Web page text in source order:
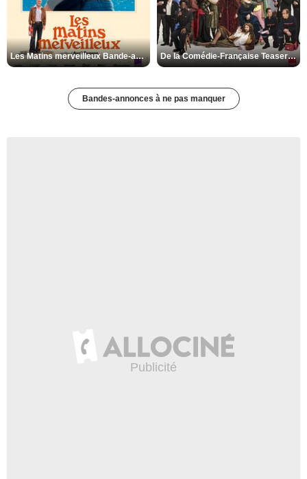
Les Matins merveilleux Bande-annonce VF De la Comédie-Française Teaser VF
Bandes-annonces à ne pas manquer